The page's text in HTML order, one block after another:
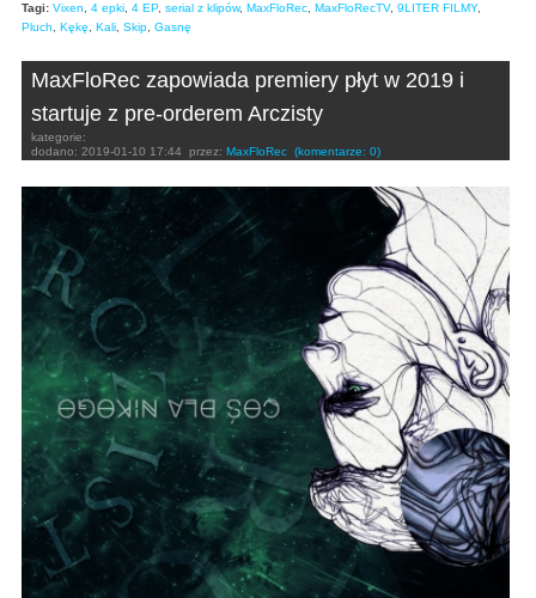
Tagi: Vixen, 4 epki, 4 EP, serial z klipów, MaxFloRec, MaxFloRecTV, 9LITER FILMY,
Pluch, Kękę, Kali, Skip, Gasnę
MaxFloRec zapowiada premiery płyt w 2019 i
startuje z pre-orderem Arczisty
kategorie:
dodano: 2019-01-10 17:44 przez: MaxFloRec (komentarze: 0)